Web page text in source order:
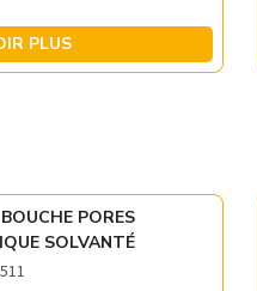
PLUS
PORES
SOLVANTÉ